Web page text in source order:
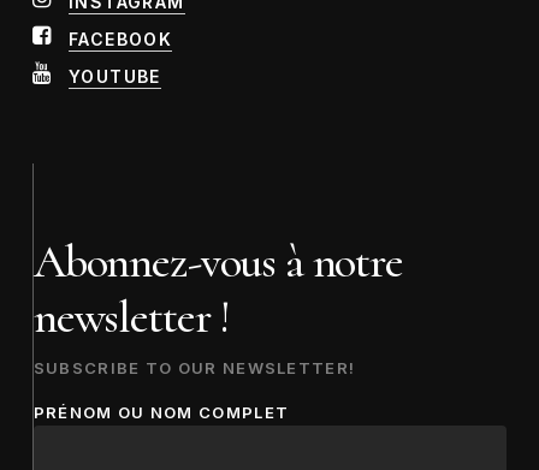
FACEBOOK
YOUTUBE
Abonnez-vous à notre
newsletter !
SUBSCRIBE TO OUR NEWSLETTER!
PRÉNOM OU NOM COMPLET